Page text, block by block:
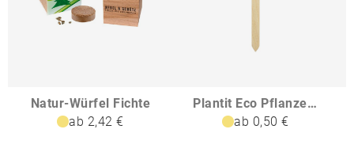
Natur-Würfel Fichte
ab 2,42 €
Plantit Eco Pflanzenschild
ab 0,50 €